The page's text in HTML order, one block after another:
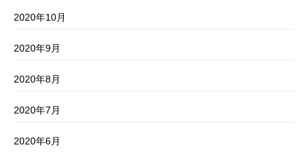
2020年10月
2020年9月
2020年8月
2020年7月
2020年6月